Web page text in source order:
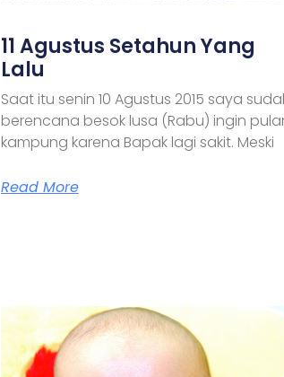
11 Agustus Setahun Yang
Lalu
Saat itu senin 10 Agustus 2015 saya
berencana besok lusa (Rabu) ingin
kampung karena Bapak lagi sakit. Meski
Read More